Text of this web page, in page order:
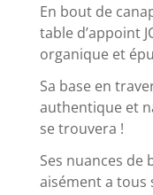
En bout de
table d’appoint
organique et
Sa base en
authentique et
se trouvera !
Ses nuances
aisément a tous